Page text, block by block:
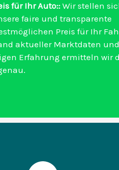
für Ihr Auto:: Wir stellen
faire und transparente
Preis für Ihr
aktueller Marktdaten und
Erfahrung ermitteln wir